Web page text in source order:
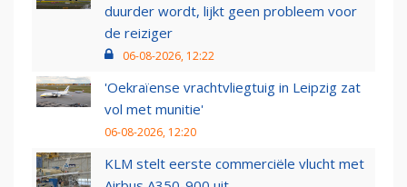
duurder wordt, lijkt geen probleem voor
de reiziger
06-08-2026, 12:22
'Oekraïense vrachtvliegtuig in Leipzig zat
vol met munitie'
06-08-2026, 12:20
KLM stelt eerste commerciële vlucht met